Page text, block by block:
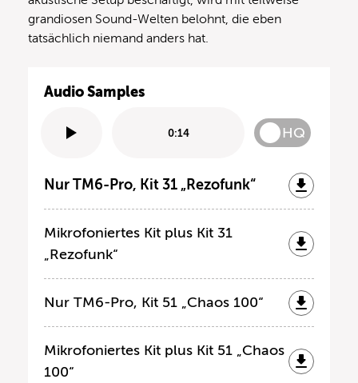
grandiosen Sound-Welten belohnt, die eben
tatsächlich niemand anders hat.
Audio Samples
0:14 HQ
Nur TM6-Pro, Kit 31 „Rezofunk“
Mikrofoniertes Kit plus Kit 31
„Rezofunk“
Nur TM6-Pro, Kit 51 „Chaos 100“
Mikrofoniertes Kit plus Kit 51 „Chaos
100“